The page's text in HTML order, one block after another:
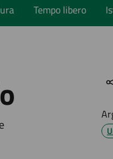
Tempo libero